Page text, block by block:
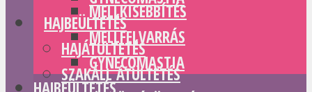
HAJBEÜLTETÉS
HAJÁTÜLTETÉS
SZAKÁLL ÁTÜLTETÉS
MELLKISEBBÍTÉS
MELLFELVARRÁS
GYNECOMASTIA